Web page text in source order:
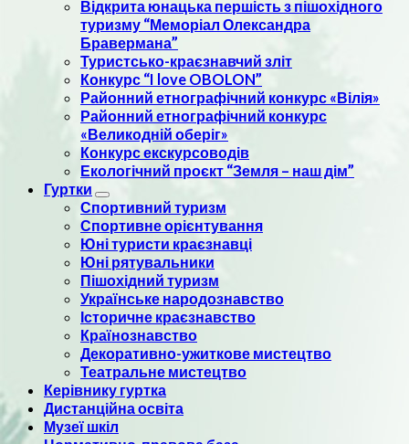
Відкрита юнацька першість з пішохідного
туризму “Меморіал Олександра
Бравермана”
Туристсько-краєзнавчий зліт
Конкурс “I love OBOLON”
Районний етнографічний конкурс «Вілія»
Районний етнографічний конкурс
«Великодній оберіг»
Конкурс екскурсоводів
Екологічний проєкт “Земля – наш дім”
Гуртки
Спортивний туризм
Спортивне орієнтування
Юні туристи краєзнавці
Юні рятувальники
Пішохідний туризм
Українське народознавство
Історичне краєзнавство
Країнознавство
Декоративно-ужиткове мистецтво
Театральне мистецтво
Керівнику гуртка
Дистанційна освіта
Музеї шкіл